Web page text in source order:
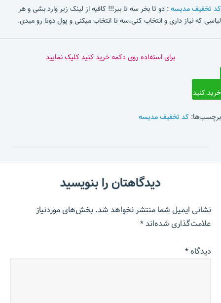
کد تخفیف مدیسه: دو تا بخر سه تا ببر!!! کافیه از لینک زیر وارد بشی و هر
لیاسی که نیاز داری و انتخاب کنی،سه تا انتخاب میکنی و پول دوتا رو میدی.
برای استفاده روی دکمه خرید کنید کلیک نمایید
خرید کنید
برچسب‌ها: کد تخفیف مدیسه
دیدگاهتان را بنویسید
نشانی ایمیل شما منتشر نخواهد شد.بخش‌های موردنیاز
علامت‌گذاری شده‌اند*
دیدگاه*